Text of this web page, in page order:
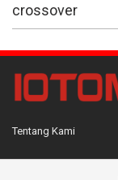
crossover
Tentang Kami